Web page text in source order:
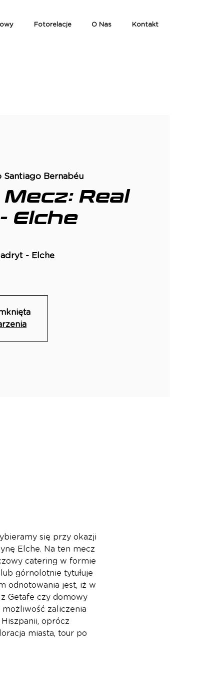
Fotorelacje O Nas Kontakt
Santiago Bernabéu
Mecz: Real
Elche
- Elche
się przy okazji
Elche. Na ten mecz
catering w formie
górnolotnie tytułuje
odnotowania jest, iż w
Getafe czy domowy
możliwość zaliczenia
oprócz
miasta, tour po